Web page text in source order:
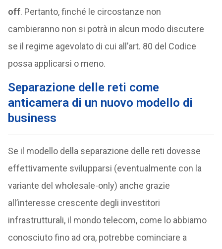
off. Pertanto, finché le circostanze non
cambieranno non si potrà in alcun modo discutere
se il regime agevolato di cui all’art. 80 del Codice
possa applicarsi o meno.
Separazione delle reti come
anticamera di un nuovo modello di
business
Se il modello della separazione delle reti dovesse
effettivamente svilupparsi (eventualmente con la
variante del wholesale-only) anche grazie
all’interesse crescente degli investitori
infrastrutturali, il mondo telecom, come lo abbiamo
conosciuto fino ad ora, potrebbe cominciare a